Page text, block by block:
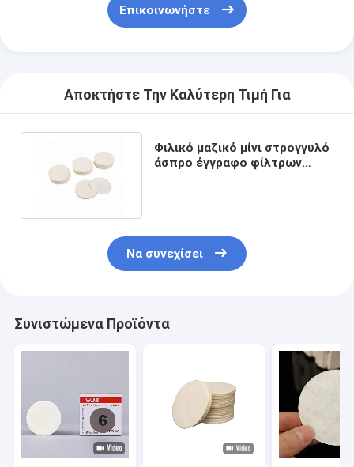
Επικοινωνήστε
Αποκτήστε Την Καλύτερη Τιμή Για
Φιλικό μαζικό μίνι στρογγυλό
άσπρο έγγραφο φίλτρων
Να συνεχίσει
Συνιστώμενα Προϊόντα